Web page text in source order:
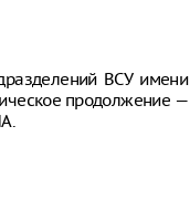
ВСУ имени
продолжение —